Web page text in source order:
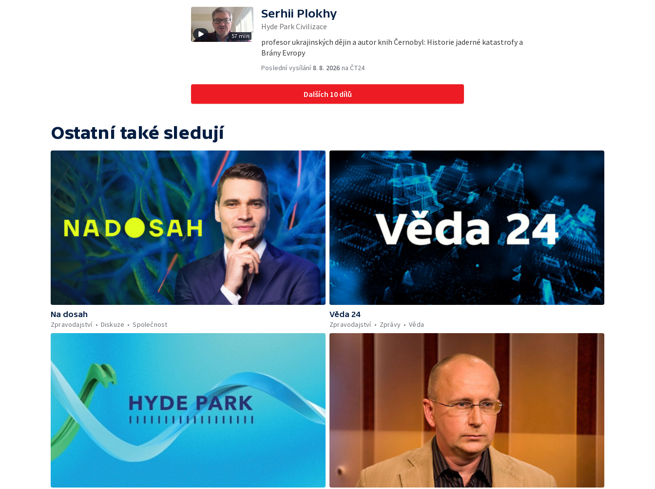
57 min
Serhii Plokhy
Hyde Park Civilizace
profesor ukrajinských dějin a autor knih Černobyl: Historie jaderné katastrofy a
Brány Evropy
Poslední vysílání8. 8. 2026 na ČT24
Dalších 10 dílů
Ostatní také sledují
Na dosah
Zpravodajství
Diskuze Společnost
Věda 24
Zpravodajství
Zprávy Věda